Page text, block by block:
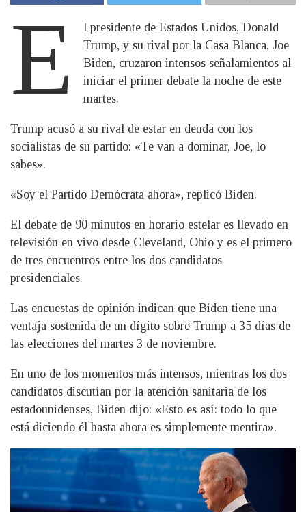
E
l presidente de Estados Unidos, Donald
Trump, y su rival por la Casa Blanca, Joe
Biden, cruzaron intensos señalamientos al
iniciar el primer debate la noche de este
martes.
Trump acusó a su rival de estar en deuda con los
socialistas de su partido: «Te van a dominar, Joe, lo
sabes».
«Soy el Partido Demócrata ahora», replicó Biden.
El debate de 90 minutos en horario estelar es llevado en
televisión en vivo desde Cleveland, Ohio y es el primero
de tres encuentros entre los dos candidatos
presidenciales.
Las encuestas de opinión indican que Biden tiene una
ventaja sostenida de un dígito sobre Trump a 35 días de
las elecciones del martes 3 de noviembre.
En uno de los momentos más intensos, mientras los dos
candidatos discutían por la atención sanitaria de los
estadounidenses, Biden dijo: «Esto es así: todo lo que
está diciendo él hasta ahora es simplemente mentira».